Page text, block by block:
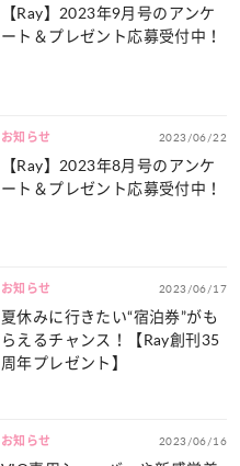
【Ray】2023年9月号のアンケ
ート＆プレゼント応募受付中！
お知らせ 2023/06/22
【Ray】2023年8月号のアンケ
ート＆プレゼント応募受付中！
お知らせ 2023/06/17
夏休みに行きたい“宿泊券”がも
らえるチャンス！【Ray創刊35
周年プレゼント】
お知らせ 2023/06/16